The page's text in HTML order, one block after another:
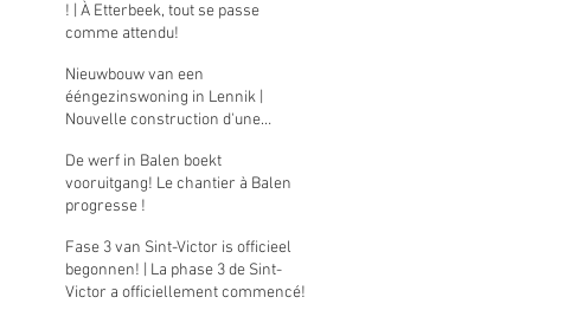
! | À Etterbeek, tout se passe
comme attendu!
Nieuwbouw van een
ééngezinswoning in Lennik |
Nouvelle construction d'une
De werf in Balen boekt
vooruitgang! Le chantier à Balen
progresse !
Fase 3 van Sint-Victor is officieel
begonnen! | La phase 3 de Sint-
Victor a officiellement commencé!